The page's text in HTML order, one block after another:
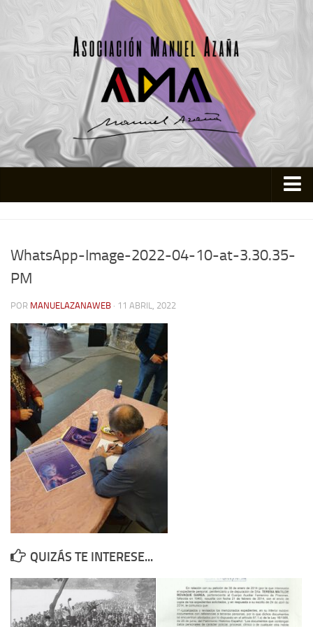
Quienes somos
Colabora
Contacto
Memoria Histórica
Investigación previa de la represión en Talavera de la Reina (1937-
1947).
Informe Represión en Toledo 1936-1947 | Buscador
Informe de la fosa de abril de 1939 de Tembleque
Enciclopedia Republicana
Militantes históricos IR
Personajes republicanos
Izquierda Republicana. Navarra
Izquierda Republicana. Galicia
Textos esenciales del republicanismo
WhatsApp-Image-2022-04-10-at-3.30.35-
PM
POR MANUELAZANAWEB · 11 ABRIL, 2022
QUIZÁS TE INTERESE...